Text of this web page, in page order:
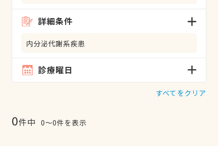
詳細条件
内分泌代謝系疾患
診療曜日
すべてをクリア
0件中 0〜0件を表示